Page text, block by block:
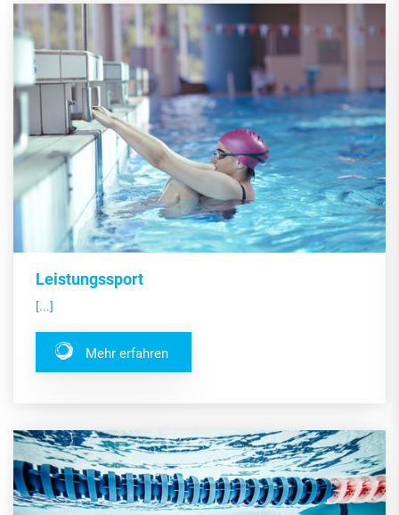
Leistungssport
[...]
Mehr erfahren